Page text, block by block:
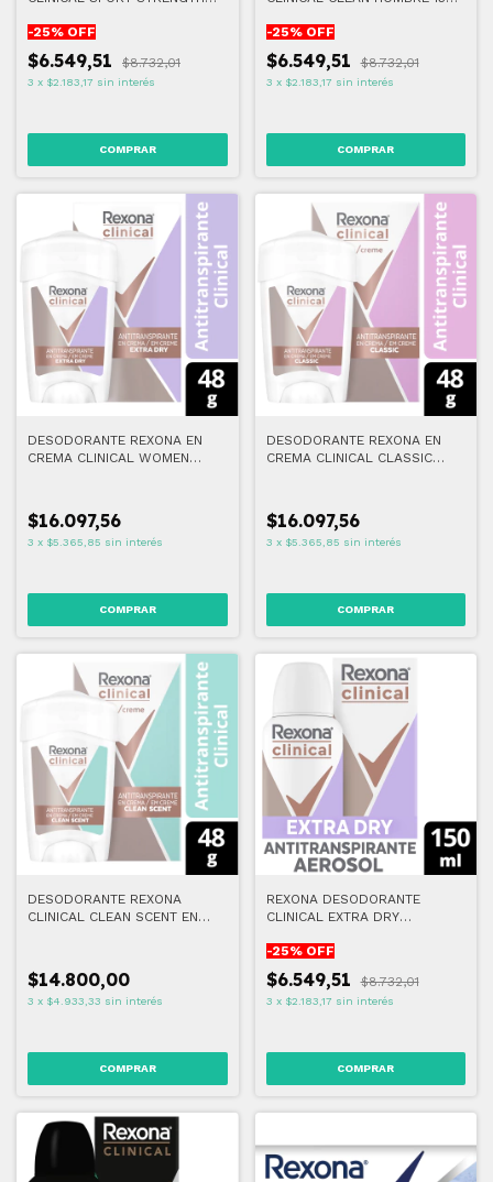
-25% OFF
$6.549,51 $8.732,01
3 x $2.183,17 sin interés
-25% OFF
$6.549,51 $8.732,01
3 x $2.183,17 sin interés
DESODORANTE REXONA EN
CREMA CLINICAL WOMEN
$16.097,56
3 x $5.365,85 sin interés
DESODORANTE REXONA EN
CREMA CLINICAL CLASSIC
$16.097,56
3 x $5.365,85 sin interés
DESODORANTE REXONA
CLINICAL CLEAN SCENT EN
$14.800,00
3 x $4.933,33 sin interés
REXONA DESODORANTE
CLINICAL EXTRA DRY
-25% OFF
$6.549,51 $8.732,01
3 x $2.183,17 sin interés